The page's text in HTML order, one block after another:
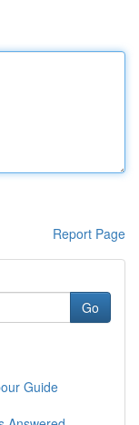
Report Page
Go
Guide